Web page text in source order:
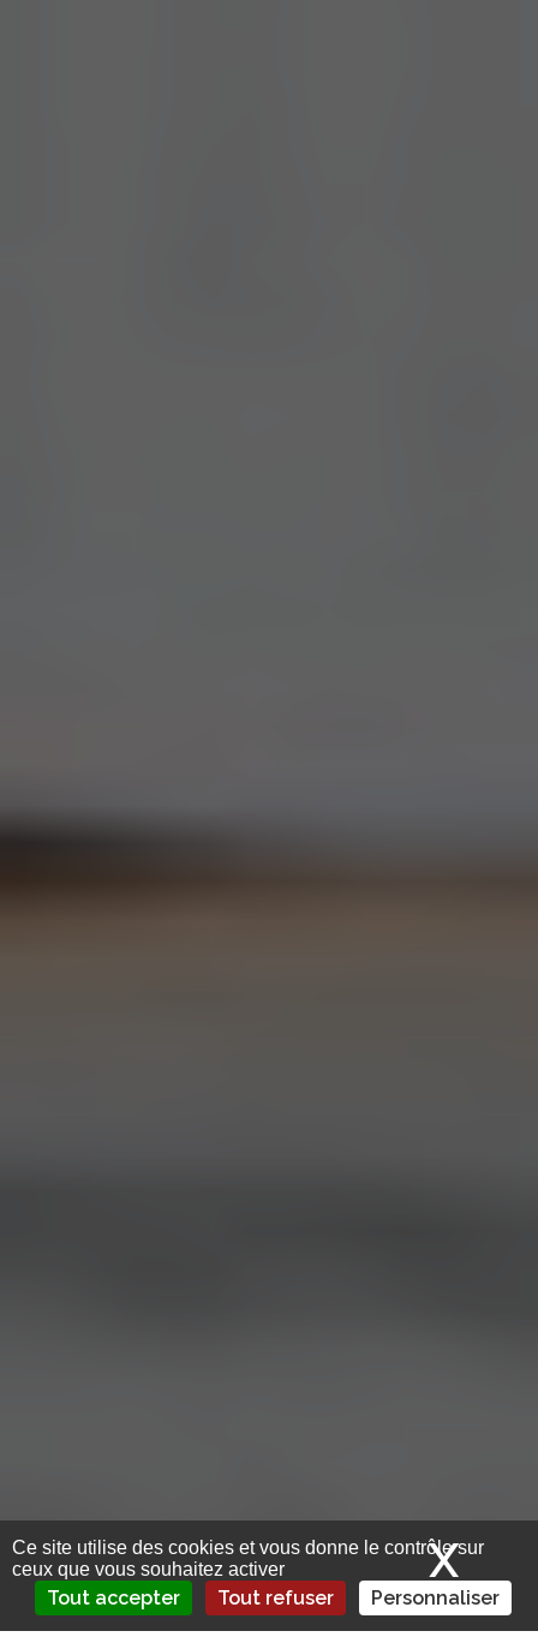
Ce site utilise des cookies et vous donne le contrôle sur
ceux que vous souhaitez activer
Tout accepter Tout refuser Personnaliser
X